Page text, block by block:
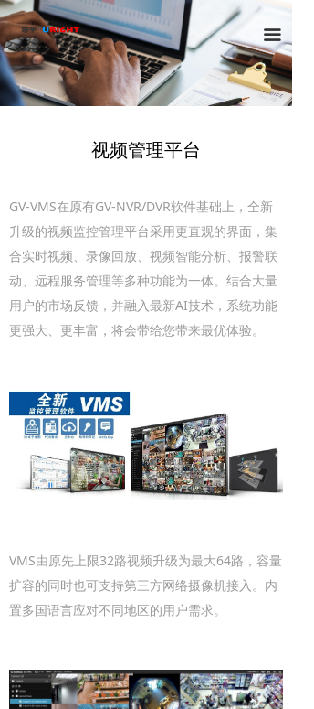
끀
首页
解决方案
产品中心
视频管理平台
GV-VMS在原有GV-NVR/DVR软件基础上，全新
升级的视频监控管理平台采用更直观的界面，集
合实时视频、录像回放、视频智能分析、报警联
动、远程服务管理等多种功能为一体。结合大量
用户的市场反馈，并融入最新AI技术，系统功能
更强大、更丰富，将会带给您带来最优体验。
VMS由原先上限32路视频升级为最大64路，容量
扩容的同时也可支持第三方网络摄像机接入。内
置多国语言应对不同地区的用户需求。